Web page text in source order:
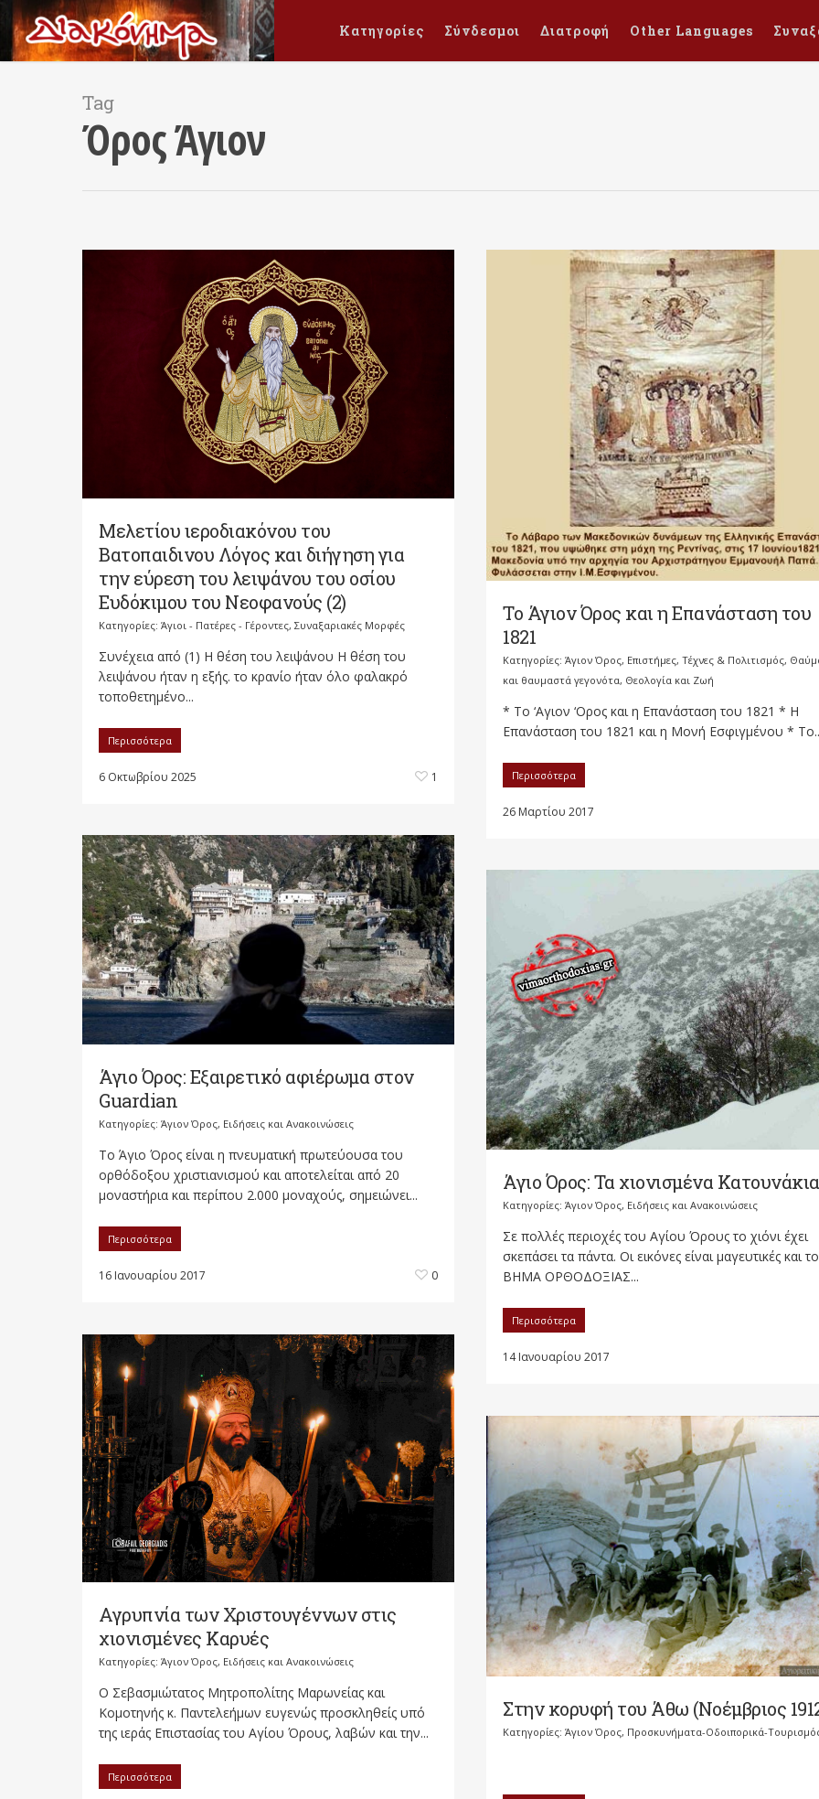
Κατηγορίες Σύνδεσμοι Διατροφή Other Languages
Tag
Όρος Άγιον
Μελετίου ιεροδιακόνου του
Βατοπαιδινου Λόγος και διήγηση για
την εύρεση του λειψάνου του οσίου
Ευδόκιμου του Νεοφανούς (2)
Κατηγορίες: Άγιοι - Πατέρες - Γέροντες, Συναξαριακές Μορφές
Συνέχεια από (1) Η θέση του λειψάνου Η θέση του
λειψάνου ήταν η εξής. το κρανίο ήταν όλο φα­λα­κρό
τοποθετημένο...
Περισσότερα
6 Οκτωβρίου 2025 1
Το Άγιον Όρος και η Επανάσταση του
1821
Κατηγορίες: Άγιον Όρος, Επιστήμες, Τέχνες & Πολιτισμός,
και θαυμαστά γεγονότα, Θεολογία και Ζωή
* Το ‘Αγιον ‘Ορος και η Επανάσταση του 1821 * Η
Επανάσταση του 1821 και η Μονή Εσφιγμένου *
Περισσότερα
26 Μαρτίου 2017
Άγιο Όρος: Εξαιρετικό αφιέρωμα στον
Guardian
Κατηγορίες: Άγιον Όρος, Ειδήσεις και Ανακοινώσεις
Το Άγιο Όρος είναι η πνευματική πρωτεύουσα του
ορθόδοξου χριστιανισμού και αποτελείται από 20
μοναστήρια και περίπου 2.000 μοναχούς, σημειώνει...
Περισσότερα
16 Ιανουαρίου 2017 0
Άγιο Όρος: Τα χιονισμένα Κατουνάκια
Κατηγορίες: Άγιον Όρος, Ειδήσεις και Ανακοινώσεις
Σε πολλές περιοχές του Αγίου Όρους το χιόνι έχει
σκεπάσει τα πάντα. Οι εικόνες είναι μαγευτικές και το
ΒΗΜΑ ΟΡΘΟΔΟΞΙΑΣ...
Περισσότερα
14 Ιανουαρίου 2017
Αγρυπνία των Χριστουγέννων στις
χιονισμένες Καρυές
Κατηγορίες: Άγιον Όρος, Ειδήσεις και Ανακοινώσεις
Ο Σεβασμιώτατος Μητροπολίτης Μαρωνείας και
Κομοτηνής κ. Παντελεήμων ευγενώς προσκληθείς υπό
της ιεράς Επιστασίας του Αγίου Όρους, λαβών και την...
Περισσότερα
Στην κορυφή του Άθω (Νοέμβριος
Κατηγορίες: Άγιον Όρος, Προσκυνήματα-Οδοιπορικά-